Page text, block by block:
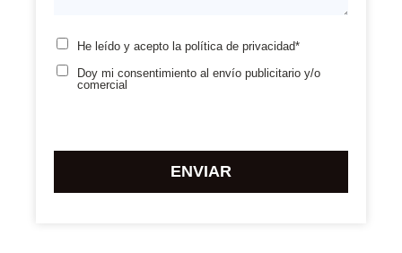
He leído y acepto la política de privacidad*
Doy mi consentimiento al envío publicitario y/o
comercial